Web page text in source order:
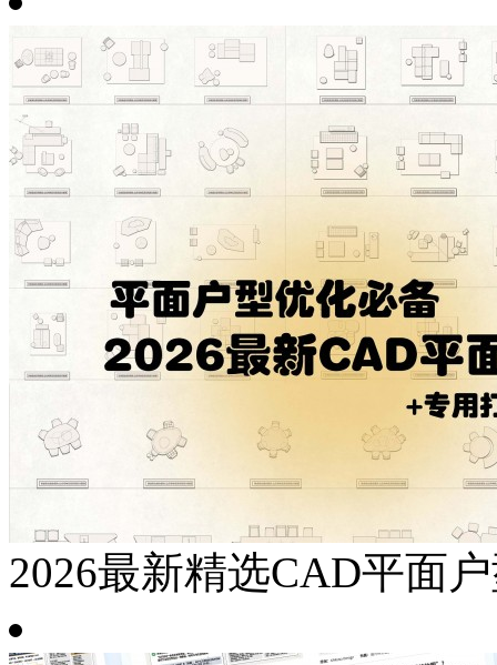
2026最新精选CAD平面